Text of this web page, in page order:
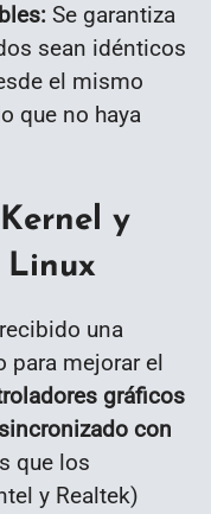
Se garantiza
sean idénticos
el mismo
que no haya
y
Linux
una
para mejorar el
gráficos
con
que los
y Realtek)